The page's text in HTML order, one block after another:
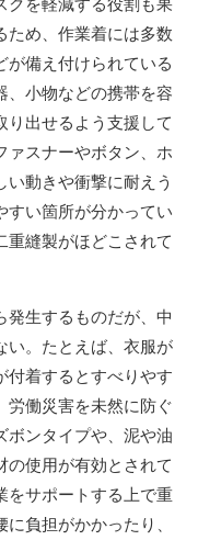
ため、作業着には多数
が備え付けられている
、小物などの携帯を容
り出せるよう支援して
ァスナーやボタン、ホ
動きや衝撃に耐えう
すい箇所が分かってい
重縫製がほどこされて
発生するものだが、中
い。たとえば、衣服が
付着するとすべりやす
労働災害を未然に防ぐ
ボンタイプや、泥や油
の使用が有効とされて
をサポートする上で重
負担がかかったり、